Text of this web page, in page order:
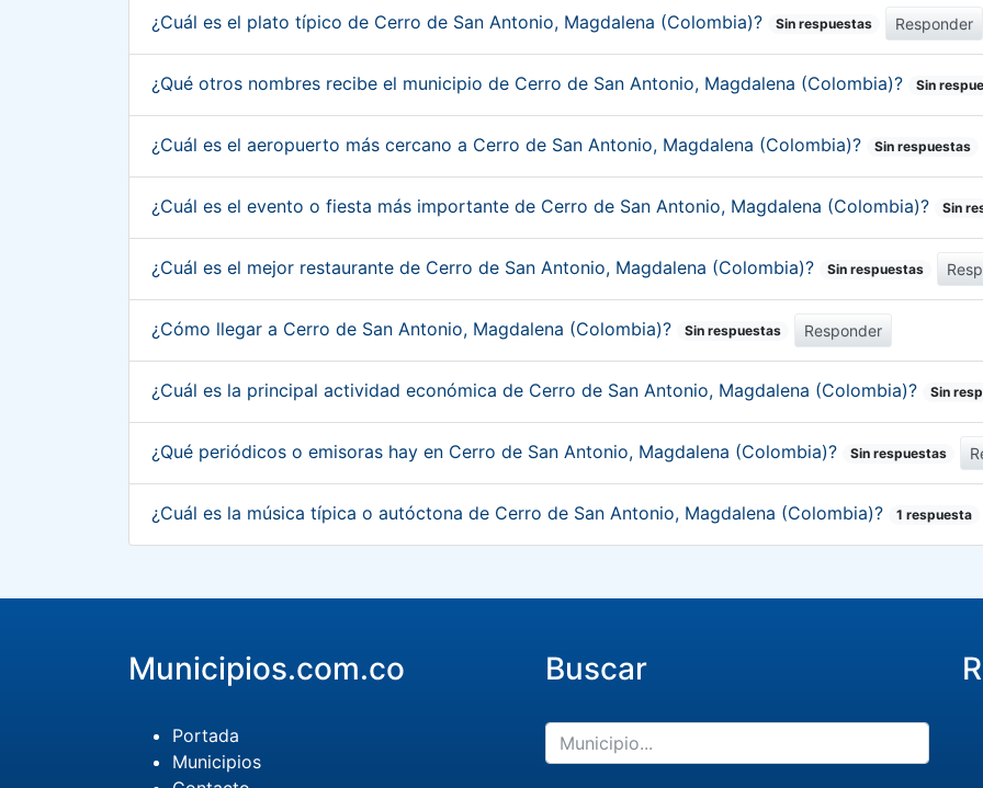
¿Cuál es el plato típico de Cerro de San Antonio, Magdalena (Colombia)? Sin respuestas Responder
¿Qué otros nombres recibe el municipio de Cerro de San Antonio, Magdalena (Colombia)? Sin
¿Cuál es el aeropuerto más cercano a Cerro de San Antonio, Magdalena (Colombia)? Sin respuestas
¿Cuál es el evento o fiesta más importante de Cerro de San Antonio, Magdalena (Colombia)? Sin
¿Cuál es el mejor restaurante de Cerro de San Antonio, Magdalena (Colombia)? Sin respuestas
¿Cómo llegar a Cerro de San Antonio, Magdalena (Colombia)? Sin respuestas Responder
¿Cuál es la principal actividad económica de Cerro de San Antonio, Magdalena (Colombia)? Sin
¿Qué periódicos o emisoras hay en Cerro de San Antonio, Magdalena (Colombia)? Sin respuestas
¿Cuál es la música típica o autóctona de Cerro de San Antonio, Magdalena (Colombia)? 1 respuesta
Municipios.com.co
Portada
Municipios
Buscar